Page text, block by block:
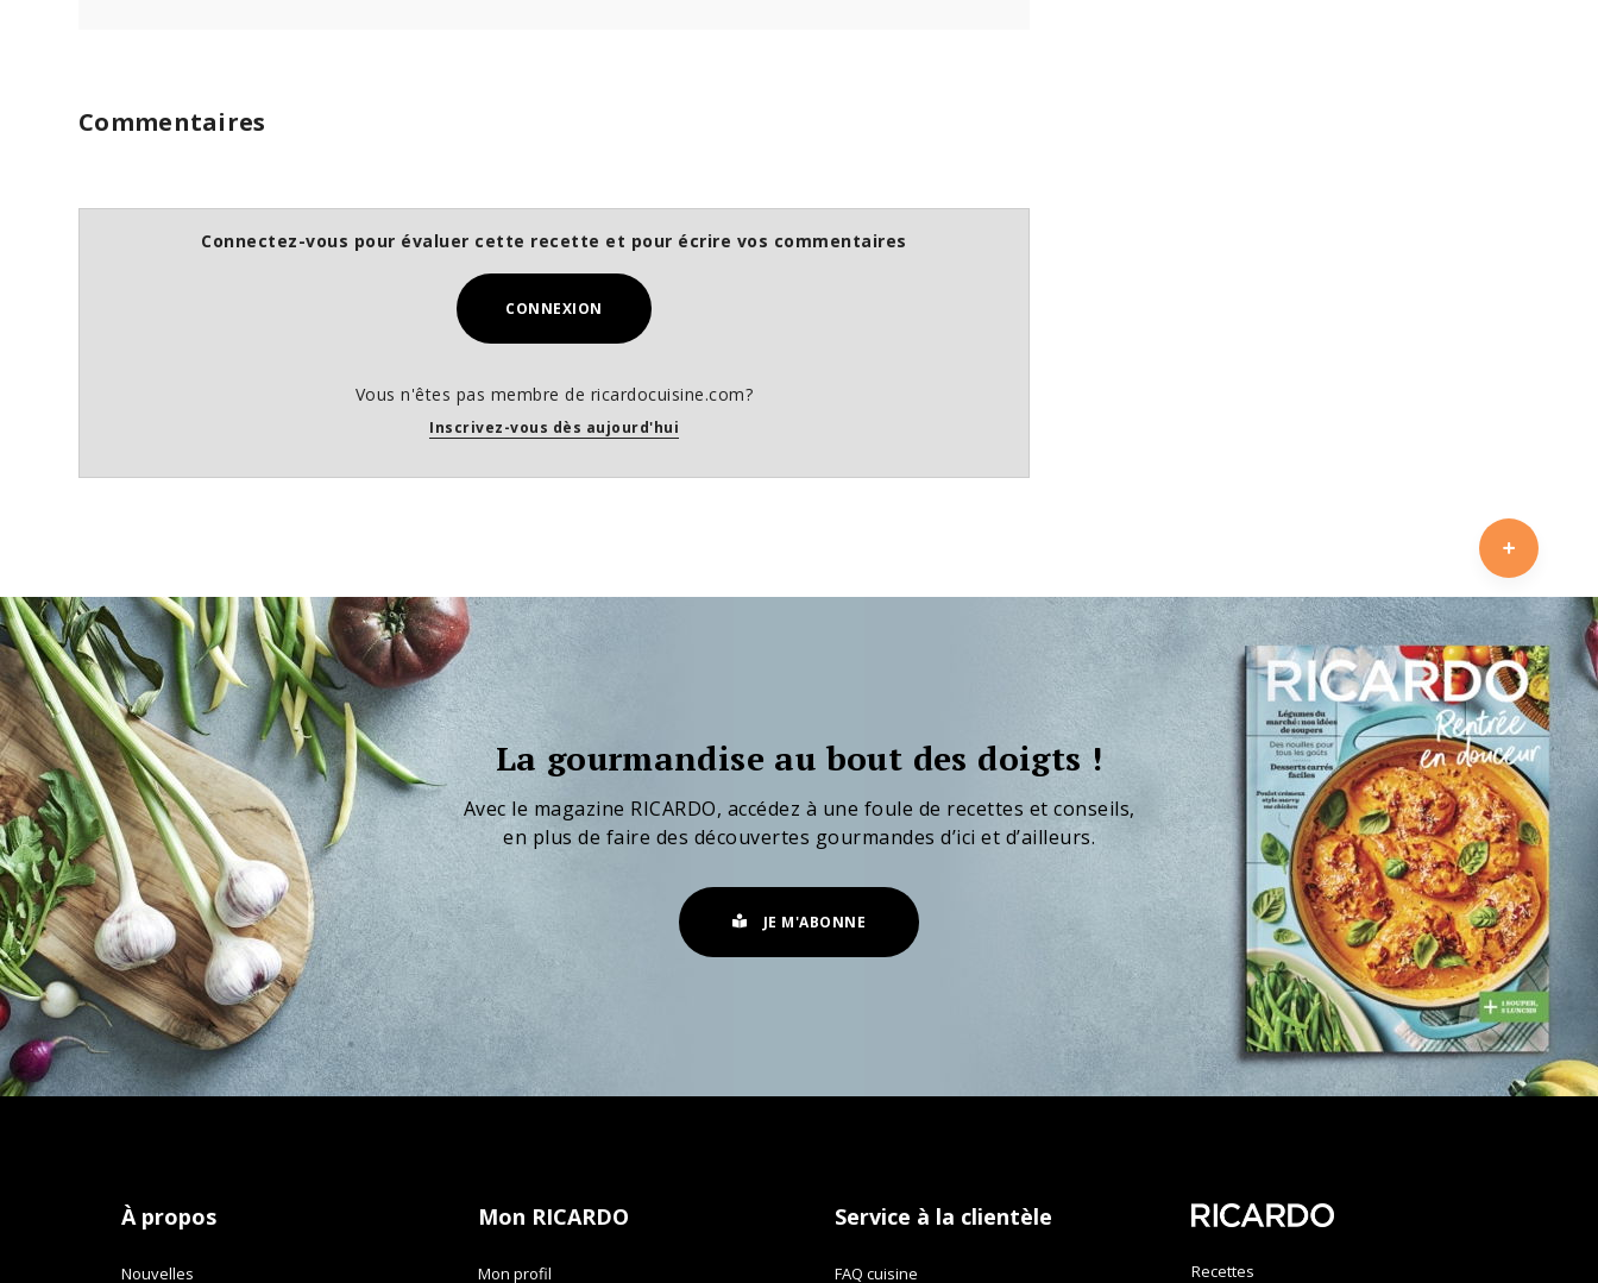
Commentaires
Connectez-vous pour évaluer cette recette et pour écrire vos commentaires
CONNEXION
Vous n'êtes pas membre de ricardocuisine.com?
Inscrivez-vous dès aujourd'hui
La gourmandise au bout des doigts !
Avec le magazine RICARDO, accédez à une foule de recettes et conseils,
en plus de faire des découvertes gourmandes d’ici et d’ailleurs.
JE M'ABONNE
À propos
Nouvelles
Mon RICARDO
Mon profil
Service à la clientèle
FAQ cuisine Recettes